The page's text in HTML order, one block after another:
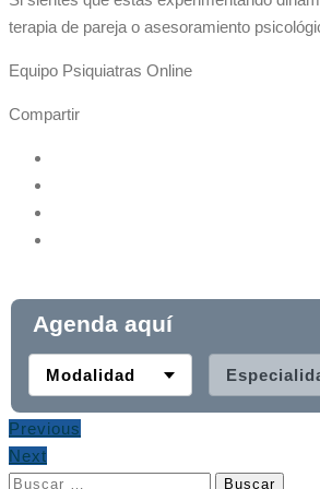
terapia de pareja o asesoramiento
Equipo Psiquiatras Online
Compartir
Agenda aquí
Modalidad
Previous
Next
Buscar: